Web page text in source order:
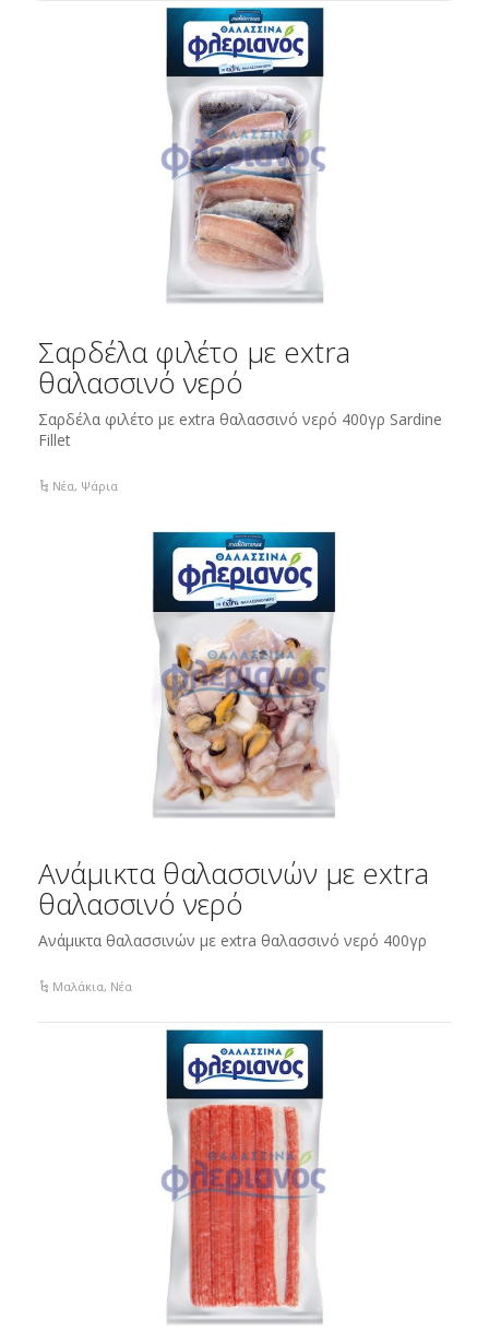
Σαρδέλα φιλέτο με extra
θαλασσινό νερό
Σαρδέλα φιλέτο με extra θαλασσινό νερό 400γρ Sardine
Fillet
Νέα, Ψάρια
Ανάμικτα θαλασσινών με extra
θαλασσινό νερό
Ανάμικτα θαλασσινών με extra θαλασσινό νερό 400γρ
Μαλάκια, Νέα